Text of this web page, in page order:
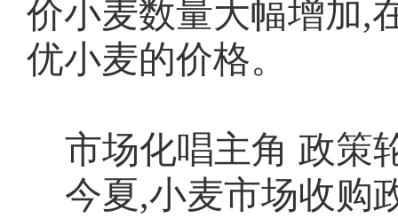
价小麦数量大幅增加,
优小麦的价格。
市场化唱主角 政策
今夏,小麦市场收购